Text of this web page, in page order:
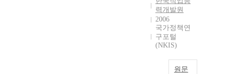
력개발원
2006
국가정책연
구포털
(NKIS)
원문